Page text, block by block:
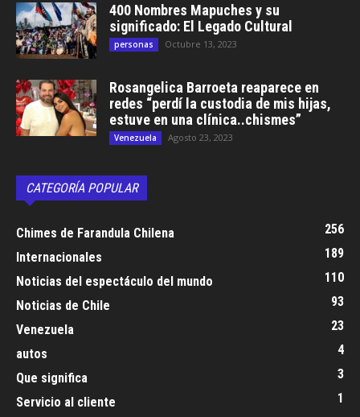
400 Nombres Mapuches y su
significado: El Legado Cultural
personas Octubre 13, 2023
Rosangelica Barroeta reaparece en
redes “perdí la custodia de mis hijas,
estuve en una clínica..chismes”
Venezuela Agosto 23, 2023
CATEGORÍA POPULAR
Chimes de Farandula Chilena
256
Internacionales
189
Noticias del espectáculo del mundo
110
Noticias de Chile
93
Venezuela
23
autos
4
Que significa
3
Servicio al cliente
1